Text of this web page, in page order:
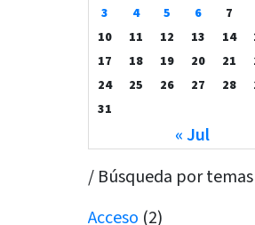
3
4 5 6 7
10
11 12 13 14
17
18 19 20 21
24
25 26 27 28
31
« Jul
/ Búsqueda por temas
Acceso (2)